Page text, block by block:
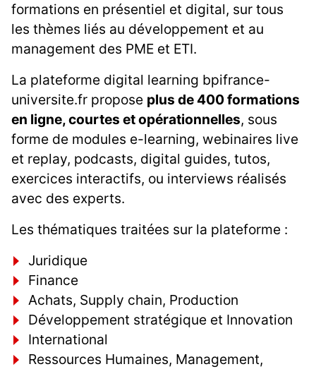
formations en présentiel et digital, sur tous
les thèmes liés au développement et au
management des PME et ETI.
La plateforme digital learning bpifrance-
universite.fr propose plus de 400 formations
en ligne, courtes et opérationnelles, sous
forme de modules e-learning, webinaires live
et replay, podcasts, digital guides, tutos,
exercices interactifs, ou interviews réalisés
avec des experts.
Les thématiques traitées sur la plateforme :
Juridique
Finance
Achats, Supply chain, Production
Développement stratégique et Innovation
International
Ressources Humaines, Management,